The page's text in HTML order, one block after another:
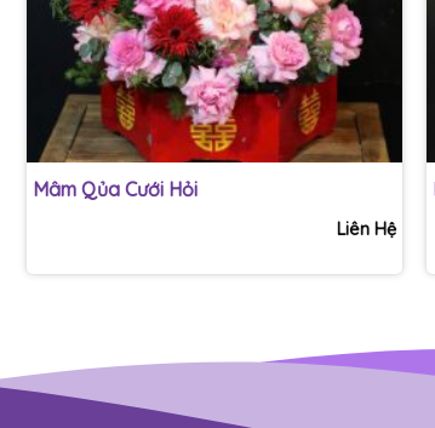
Mâm Qủa Cưới Hỏi
Liên Hệ